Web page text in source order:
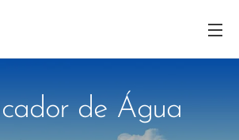
de Água